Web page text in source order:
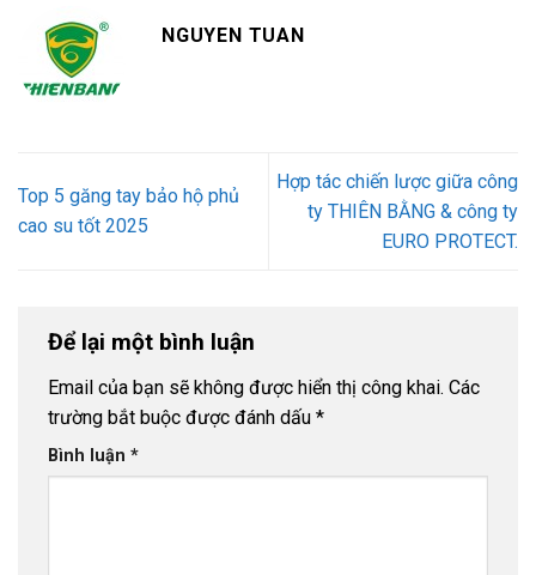
NGUYEN TUAN
Top 5 găng tay bảo hộ phủ
cao su tốt 2025
Hợp tác chiến lược giữa công
ty THIÊN BẰNG & công ty
EURO PROTECT.
Để lại một bình luận
Email của bạn sẽ không được hiển thị công khai. Các
trường bắt buộc được đánh dấu *
Bình luận *